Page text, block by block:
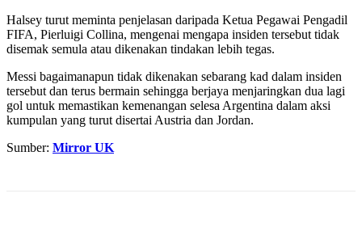
Halsey turut meminta penjelasan daripada Ketua Pegawai Pengadil
FIFA, Pierluigi Collina, mengenai mengapa insiden tersebut tidak
disemak semula atau dikenakan tindakan lebih tegas.
Messi bagaimanapun tidak dikenakan sebarang kad dalam insiden
tersebut dan terus bermain sehingga berjaya menjaringkan dua lagi
gol untuk memastikan kemenangan selesa Argentina dalam aksi
kumpulan yang turut disertai Austria dan Jordan.
Sumber: Mirror UK